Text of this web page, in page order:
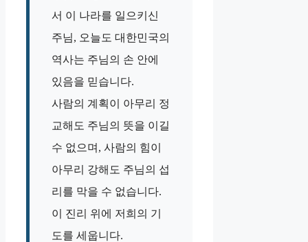
서 이 나라를 일으키신
주님, 오늘도 대한민국의
역사는 주님의 손 안에
있음을 믿습니다.
사람의 계획이 아무리 정
교해도 주님의 뜻을 이길
수 없으며, 사람의 힘이
아무리 강해도 주님의 섭
리를 막을 수 없습니다.
이 진리 위에 저희의 기
도를 세웁니다.